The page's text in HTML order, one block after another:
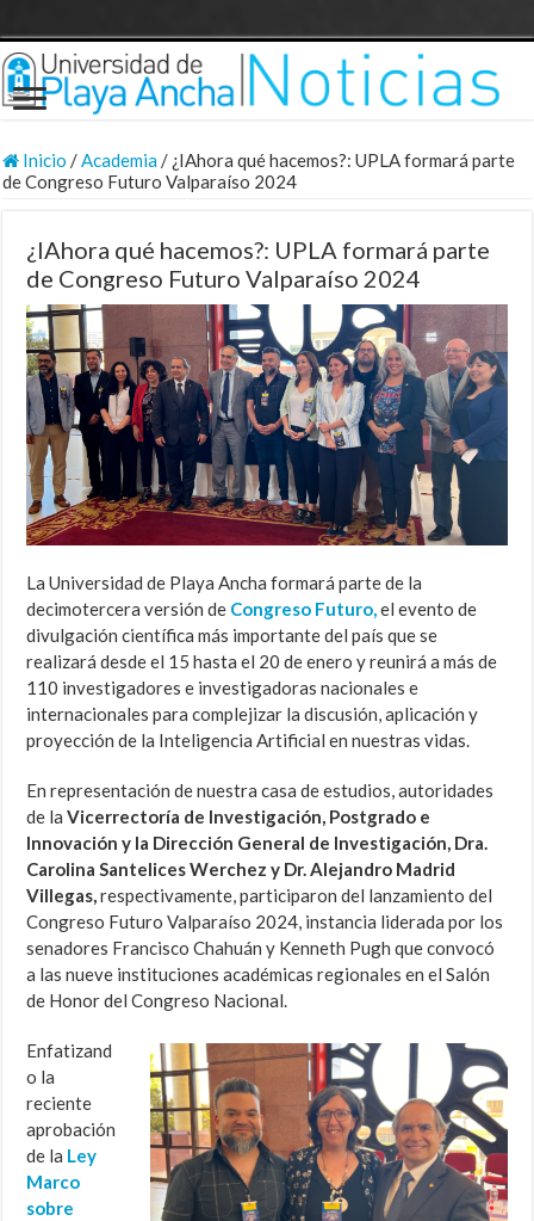
Inicio /Academia/ ¿IAhora qué hacemos?: UPLA formará parte
de Congreso Futuro Valparaíso 2024
¿IAhora qué hacemos?: UPLA formará parte
de Congreso Futuro Valparaíso 2024
La Universidad de Playa Ancha formará parte de la
decimotercera versión de Congreso Futuro,el evento de
divulgación científica más importante del país que se
realizará desde el 15 hasta el 20 de enero y reunirá a más de
110 investigadores e investigadoras nacionales e
internacionales para complejizar la discusión, aplicación y
proyección de la Inteligencia Artificial en nuestras vidas.
En representación de nuestra casa de estudios, autoridades
de laVicerrectoría de Investigación, Postgrado e
Innovación y la Dirección General de Investigación, Dra.
Carolina Santelices Werchez y Dr. Alejandro Madrid
Villegas,respectivamente, participaron del lanzamiento del
Congreso Futuro Valparaíso 2024, instancia liderada por los
senadores Francisco Chahuán y Kenneth Pugh que convocó
a las nueve instituciones académicas regionales en el Salón
de Honor del Congreso Nacional.
Enfatizand
o la
reciente
aprobación
de la Ley
Marco
sobre